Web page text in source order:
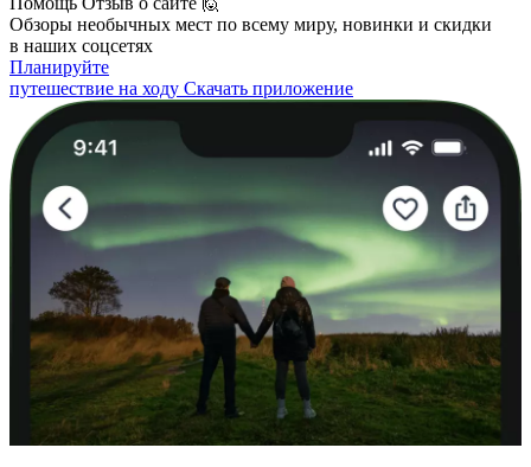
Обзоры необычных мест по всему миру, новинки и скидки
в наших соцсетях
Планируйте
путешествие на ходу Скачать приложение